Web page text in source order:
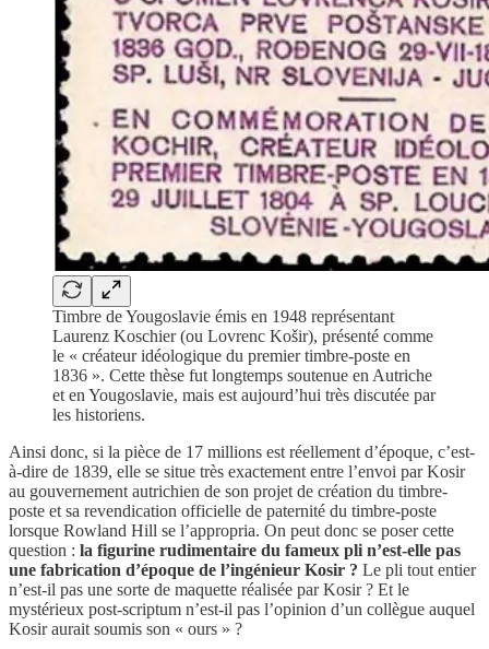
Timbre de Yougoslavie émis en 1948 représentant
Laurenz Koschier (ou Lovrenc Košir), présenté comme
le « créateur idéologique du premier timbre-poste en
1836 ». Cette thèse fut longtemps soutenue en Autriche
et en Yougoslavie, mais est aujourd’hui très discutée par
les historiens.
Ainsi donc, si la pièce de 17 millions est réellement d’époque, c’est-
à-dire de 1839, elle se situe très exactement entre l’envoi par Kosir
au gouvernement autrichien de son projet de création du timbre-
poste et sa revendication officielle de paternité du timbre-poste
lorsque Rowland Hill se l’appropria. On peut donc se poser cette
question : la figurine rudimentaire du fameux pli n’est-elle pas
une fabrication d’époque de l’ingénieur Kosir ? Le pli tout entier
n’est-il pas une sorte de maquette réalisée par Kosir ? Et le
mystérieux post-scriptum n’est-il pas l’opinion d’un collègue auquel
Kosir aurait soumis son « ours » ?